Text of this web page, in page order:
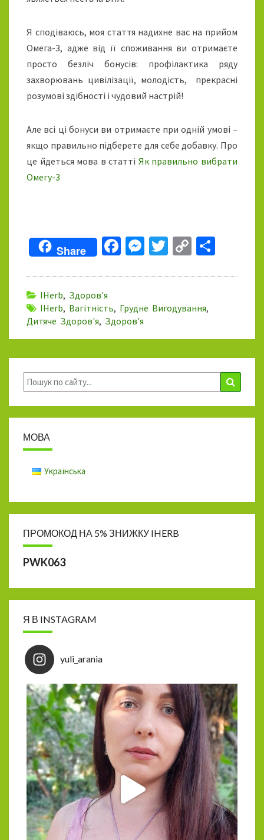
Я сподіваюсь, моя стаття надихне вас на прийом
Омега-3, адже від її споживання ви отримаєте
просто безліч бонусів: профілактика ряду
захворювань цивілізації, молодість, прекрасні
розумові здібності і чудовий настрій!
Але всі ці бонуси ви отримаєте при одній умові –
якщо правильно підберете для себе добавку. Про
це йдеться мова в статті Як правильно вибрати
Омегу-3
Share
Fa
b
o
o
k
M
se
n
r
T
tt
er
C
p
y
n
k
ді
т
и
ся
IHerb, Здоров'я
IHerb, Вагітність, Грудне Вигодування,
Дитяче Здоров'я, Здоров'я
Search
for:
МОВА
Українська
ПРОМОКОД НА 5% ЗНИЖКУ IHERB
PWK063
Я В INSTAGRAM
yuli_arania